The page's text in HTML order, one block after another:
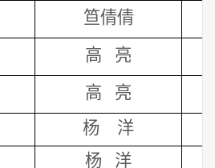
笪倩倩
高
亮
高
亮
杨
洋
杨 洋